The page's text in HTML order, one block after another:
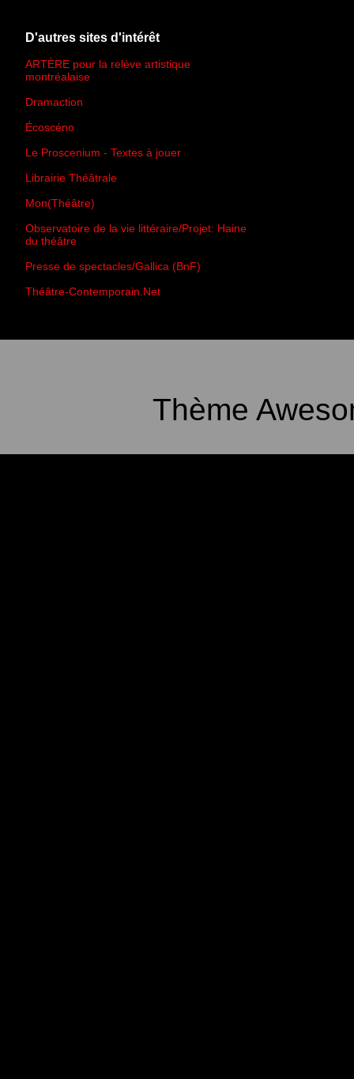
D'autres sites d'intérêt
ARTÈRE pour la relève artistique
montréalaise
Dramaction
Écoscéno
Le Proscenium - Textes à jouer
Librairie Théâtrale
Mon(Théâtre)
Observatoire de la vie littéraire/Projet: Haine
du théâtre
Presse de spectacles/Gallica (BnF)
Théâtre-Contemporain.Net
Thème